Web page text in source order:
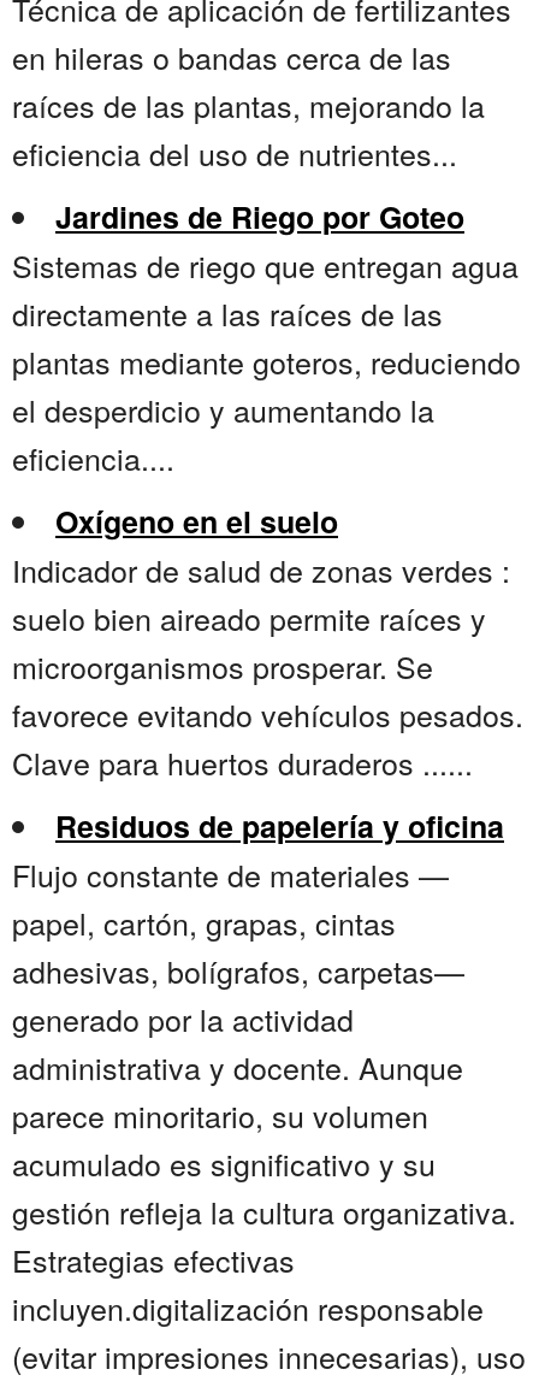
en hileras o bandas cerca de las
raíces de las plantas, mejorando la
eficiencia del uso de nutrientes...
Jardines de Riego por Goteo
Sistemas de riego que entregan agua
directamente a las raíces de las
plantas mediante goteros, reduciendo
el desperdicio y aumentando la
eficiencia....
Oxígeno en el suelo
Indicador de salud de zonas verdes :
suelo bien aireado permite raíces y
microorganismos prosperar. Se
favorece evitando vehículos pesados.
Clave para huertos duraderos ......
Residuos de papelería y oficina
Flujo constante de materiales —
papel, cartón, grapas, cintas
adhesivas, bolígrafos, carpetas—
generado por la actividad
administrativa y docente. Aunque
parece minoritario, su volumen
acumulado es significativo y su
gestión refleja la cultura organizativa.
Estrategias efectivas
incluyen.digitalización responsable
(evitar impresiones innecesarias), uso